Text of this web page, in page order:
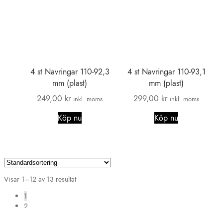
4 st Navringar 110-92,3
mm (plast)
249,00 kr inkl. moms
Köp nu
4 st Navringar 110-93,1
mm (plast)
299,00 kr inkl. moms
Köp nu
Visar 1–12 av 13 resultat
1